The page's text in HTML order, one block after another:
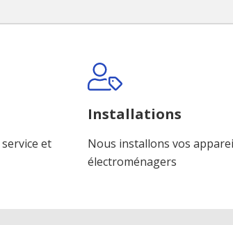
et
Installations
Nous installons vos
électroménagers